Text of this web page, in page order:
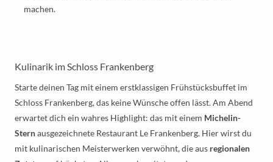
machen.
Kulinarik im Schloss Frankenberg
Starte deinen Tag mit einem erstklassigen Frühstücksbuffet im
Schloss Frankenberg, das keine Wünsche offen lässt. Am Abend
erwartet dich ein wahres Highlight: das mit einem Michelin-
Sternausgezeichnete Restaurant Le Frankenberg. Hier wirst du
mit kulinarischen Meisterwerken verwöhnt, die aus regionalen